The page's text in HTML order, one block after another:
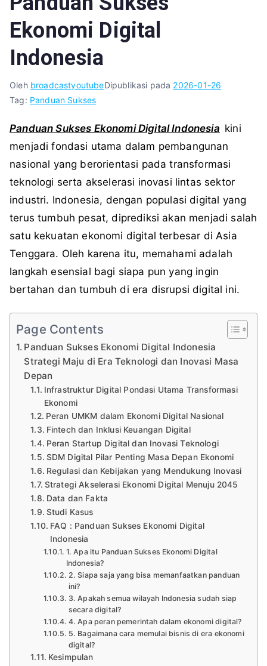
Ekonomi Digital
Indonesia
Oleh broadcastyoutubeDipublikasi pada 2026-01-26
Tag: Panduan Sukses
Panduan Sukses Ekonomi Digital Indonesia kini
menjadi fondasi utama dalam pembangunan
nasional yang berorientasi pada transformasi
teknologi serta akselerasi inovasi lintas sektor
industri. Indonesia, dengan populasi digital yang
terus tumbuh pesat, diprediksi akan menjadi salah
satu kekuatan ekonomi digital terbesar di Asia
Tenggara. Oleh karena itu, memahami adalah
langkah esensial bagi siapa pun yang ingin
bertahan dan tumbuh di era disrupsi digital ini.
Page Contents
Panduan Sukses Ekonomi Digital Indonesia
Strategi Maju di Era Teknologi dan Inovasi Masa
Depan
Infrastruktur Digital Pondasi Utama Transformasi
Ekonomi
Peran UMKM dalam Ekonomi Digital Nasional
Fintech dan Inklusi Keuangan Digital
Peran Startup Digital dan Inovasi Teknologi
SDM Digital Pilar Penting Masa Depan Ekonomi
Regulasi dan Kebijakan yang Mendukung Inovasi
Strategi Akselerasi Ekonomi Digital Menuju 2045
Data dan Fakta
Studi Kasus
FAQ : Panduan Sukses Ekonomi Digital
Indonesia
1. Apa itu Panduan Sukses Ekonomi Digital
Indonesia?
2. Siapa saja yang bisa memanfaatkan panduan
ini?
3. Apakah semua wilayah Indonesia sudah siap
secara digital?
4. Apa peran pemerintah dalam ekonomi digital?
5. Bagaimana cara memulai bisnis di era ekonomi
digital?
Kesimpulan